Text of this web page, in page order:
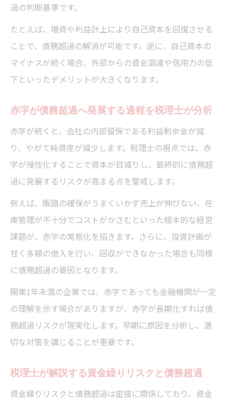
過の判断基準です。
たとえば、増資や利益計上により自己資本を回復させる
ことで、債務超過の解消が可能です。逆に、自己資本の
マイナスが続く場合、外部からの資金調達や信用力の低
下といったデメリットが大きくなります。
赤字が債務超過へ発展する過程を税理士が分析
赤字が続くと、会社の内部留保である利益剰余金が減
り、やがて純資産が減少します。税理士の視点では、赤
字が慢性化することで資本が目減りし、最終的に債務超
過に発展するリスクが高まる点を警戒します。
例えば、販路の確保がうまくいかず売上が伸びない、在
庫管理が不十分でコストがかさむといった根本的な経営
課題が、赤字の常態化を招きます。さらに、投資計画が
甘く多額の借入を行い、回収ができなかった場合も同様
に債務超過の要因となります。
開業1年未満の企業では、赤字であっても金融機関が一定
の理解を示す場合がありますが、赤字が長期化すれば債
務超過リスクが現実化します。早期に原因を分析し、適
切な対策を講じることが重要です。
税理士が解説する資金繰りリスクと債務超過
資金繰りリスクと債務超過は密接に関係しており、資金